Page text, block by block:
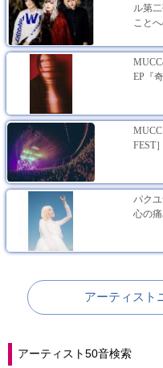
ル第
ことへ
EP『
FEST
パク
心の
アーティスト
アーティスト50音検索